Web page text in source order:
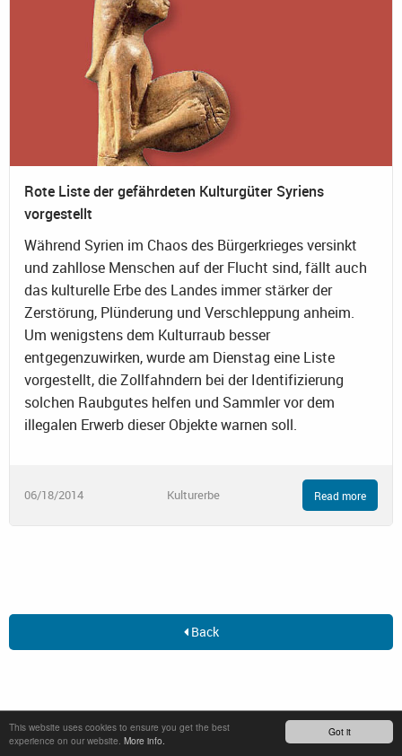
Got it
This website uses cookies to ensure you get the best
experience on our website. More info.
Rote Liste der gefährdeten Kulturgüter Syriens
vorgestellt
Während Syrien im Chaos des Bürgerkrieges versinkt
und zahllose Menschen auf der Flucht sind, fällt auch
das kulturelle Erbe des Landes immer stärker der
Zerstörung, Plünderung und Verschleppung anheim.
Um wenigstens dem Kulturraub besser
entgegenzuwirken, wurde am Dienstag eine Liste
vorgestellt, die Zollfahndern bei der Identifizierung
solchen Raubgutes helfen und Sammler vor dem
illegalen Erwerb dieser Objekte warnen soll.
06/18/2014 Kulturerbe Read more
Back